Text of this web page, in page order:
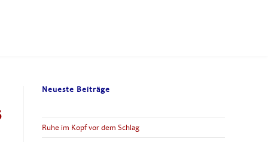
Neueste Beiträge
Ruhe im Kopf vor dem Schlag